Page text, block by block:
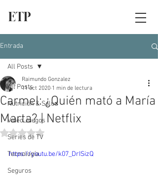
ETP
Entrada
All Posts
Nutrición & Salud
Video Juegos
Series de TV
Tecnología
Seguros
All Posts
Carmel: ¿Quién mató a María
Marta? | Netflix
Raimundo Gonzalez
11 oct 2020 1 min de lectura
Obtuvo NaN de 5 estrellas.
https://youtu.be/k07_DrISizQ